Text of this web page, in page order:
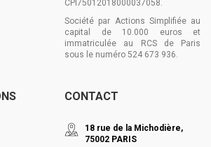
CPI75012018000037058.
Société par Actions Simplifiée au
capital de 10.000 euros et
immatriculée au RCS de Paris
sous le numéro 524 673 936.
CONTACT
18 rue de la Michodière,
75002 PARIS